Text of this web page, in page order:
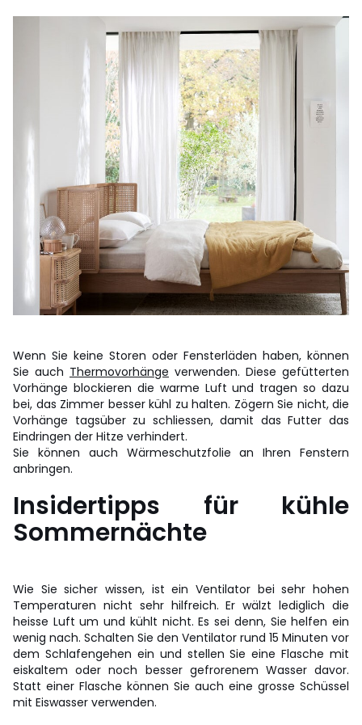
Wenn Sie keine Storen oder Fensterläden haben, können
Sie auch Thermovorhänge verwenden. Diese gefütterten
Vorhänge blockieren die warme Luft und tragen so dazu
bei, das Zimmer besser kühl zu halten. Zögern Sie nicht, die
Vorhänge tagsüber zu schliessen, damit das Futter das
Eindringen der Hitze verhindert.
Sie können auch Wärmeschutzfolie an Ihren Fenstern
anbringen.
Insidertipps für kühle
Sommernächte
Wie Sie sicher wissen, ist ein Ventilator bei sehr hohen
Temperaturen nicht sehr hilfreich. Er wälzt lediglich die
heisse Luft um und kühlt nicht. Es sei denn, Sie helfen ein
wenig nach. Schalten Sie den Ventilator rund 15 Minuten vor
dem Schlafengehen ein und stellen Sie eine Flasche mit
eiskaltem oder noch besser gefrorenem Wasser davor.
Statt einer Flasche können Sie auch eine grosse Schüssel
mit Eiswasser verwenden.